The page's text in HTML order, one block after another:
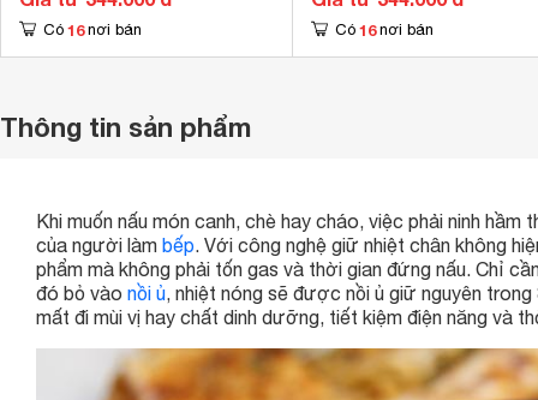
Có 16 nơi bán Có 16 nơi bán
Thông tin sản phẩm
Khi muốn nấu món canh, chè hay cháo, việc phải ninh
của người làm bếp. Với công nghệ giữ nhiệt chân không
phẩm mà không phải tốn gas và thời gian đứng nấu. Chỉ
đó bỏ vào nồi ủ, nhiệt nóng sẽ được nồi ủ giữ nguyên
mất đi mùi vị hay chất dinh dưỡng, tiết kiệm điện năng và